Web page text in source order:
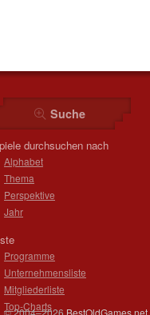
Suche
durchsuchen nach
Alphabet
Thema
Perspektive
Jahr
Programme
Unternehmensliste
Mitgliederliste
Top-Charts
© 2004–2026 BestOldGames.net